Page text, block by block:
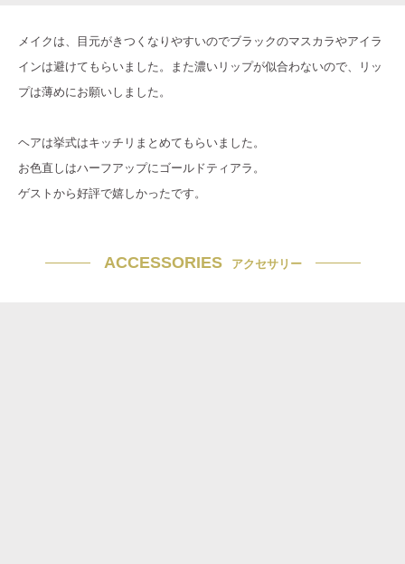
メイクは、目元がきつくなりやすいのでブラックのマスカラやアイラ
インは避けてもらいました。また濃いリップが似合わないので、リッ
プは薄めにお願いしました。
ヘアは挙式はキッチリまとめてもらいました。
お色直しはハーフアップにゴールドティアラ。
ゲストから好評で嬉しかったです。
ACCESSORIES アクセサリー